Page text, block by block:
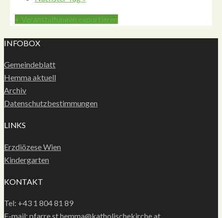
+ Veranstaltungen exportieren
INFOBOX
Gemeindeblatt
Hemma aktuell
Archiv
Datenschutzbestimmungen
LINKS
Erzdiözese Wien
Kindergarten
KONTAKT
Tel: +43 1 804 81 89
E-mail: pfarre.st.hemma@katholischekirche.at